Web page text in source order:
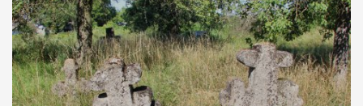
делікатес. На цвинтарі у Голубечому ціла колекція
різноманітних форм хрестів. Село відносно невелике, […]